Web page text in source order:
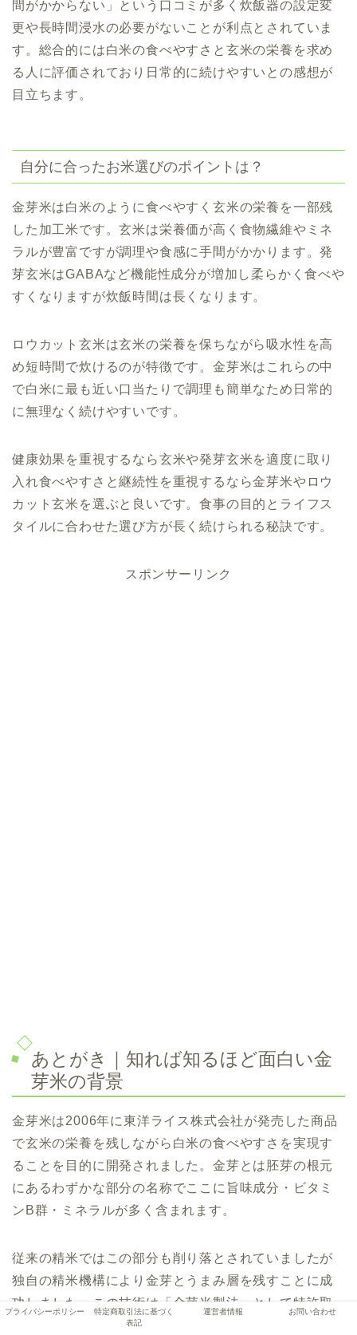
間がかからない」という口コミが多く炊飯器の設定変
更や長時間浸水の必要がないことが利点とされていま
す。総合的には白米の食べやすさと玄米の栄養を求め
る人に評価されており日常的に続けやすいとの感想が
目立ちます。
自分に合ったお米選びのポイントは？
金芽米は白米のように食べやすく玄米の栄養を一部残
した加工米です。玄米は栄養価が高く食物繊維やミネ
ラルが豊富ですが調理や食感に手間がかかります。発
芽玄米はGABAなど機能性成分が増加し柔らかく食べや
すくなりますが炊飯時間は長くなります。
ロウカット玄米は玄米の栄養を保ちながら吸水性を高
め短時間で炊けるのが特徴です。金芽米はこれらの中
で白米に最も近い口当たりで調理も簡単なため日常的
に無理なく続けやすいです。
健康効果を重視するなら玄米や発芽玄米を適度に取り
入れ食べやすさと継続性を重視するなら金芽米やロウ
カット玄米を選ぶと良いです。食事の目的とライフス
タイルに合わせた選び方が長く続けられる秘訣です。
スポンサーリンク
あとがき｜知れば知るほど面白い金
芽米の背景
金芽米は2006年に東洋ライス株式会社が発売した商品
で玄米の栄養を残しながら白米の食べやすさを実現す
ることを目的に開発されました。金芽とは胚芽の根元
にあるわずかな部分の名称でここに旨味成分・ビタミ
ンB群・ミネラルが多く含まれます。
従来の精米ではこの部分も削り落とされていましたが
独自の精米機構により金芽とうまみ層を残すことに成
功しました。この技術は「金芽米製法」として特許取
得され全国の米穀店や大手量販店で採用されていま
プライバシーポリシー
特定商取引法に基づく
表記
運営者情報 お問い合わせ